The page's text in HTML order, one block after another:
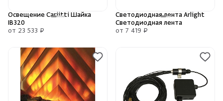
Освещение Cariitti Шайка
IB320
от 23 533 ₽
Светодиодная лента Arlight
Светодиодная лента
от 7 419 ₽